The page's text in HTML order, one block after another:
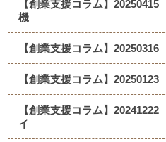
【創業支援コラム】
機
【創業支援コラム】
【創業支援コラム】
【創業支援コラム】
イ